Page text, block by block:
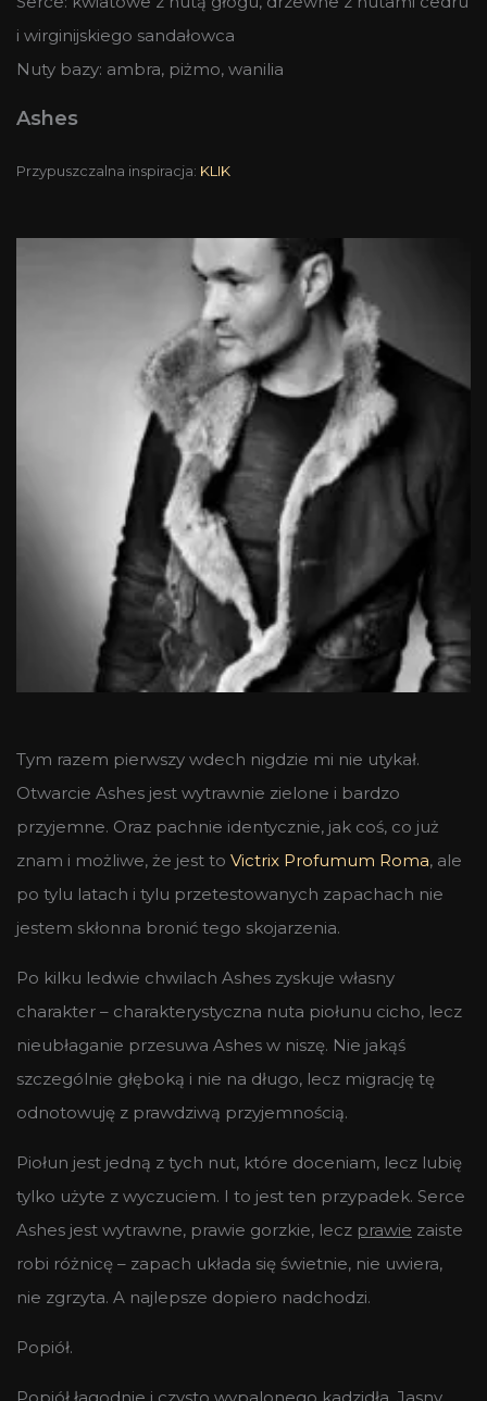
i wirginijskiego sandałowca
Nuty bazy: ambra, piżmo, wanilia
Ashes
Przypuszczalna inspiracja: KLIK
Tym razem pierwszy wdech nigdzie mi nie utykał.
Otwarcie Ashes jest wytrawnie zielone i bardzo
przyjemne. Oraz pachnie identycznie, jak coś, co już
znam i możliwe, że jest to Victrix Profumum Roma, ale
po tylu latach i tylu przetestowanych zapachach nie
jestem skłonna bronić tego skojarzenia.
Po kilku ledwie chwilach Ashes zyskuje własny
charakter – charakterystyczna nuta piołunu cicho, lecz
nieubłaganie przesuwa Ashes w niszę. Nie jakąś
szczególnie głęboką i nie na długo, lecz migrację tę
odnotowuję z prawdziwą przyjemnością.
Piołun jest jedną z tych nut, które doceniam, lecz lubię
tylko użyte z wyczuciem. I to jest ten przypadek. Serce
Ashes jest wytrawne, prawie gorzkie, lecz prawie zaiste
robi różnicę – zapach układa się świetnie, nie uwiera,
nie zgrzyta. A najlepsze dopiero nadchodzi.
Popiół.